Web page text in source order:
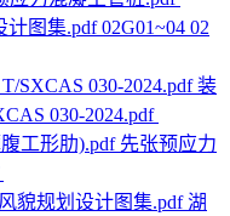
02G01~04 02
装
030-2024.pdf
先张预应力
湖